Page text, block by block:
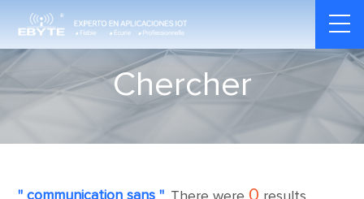
Chercher
" communication sans "